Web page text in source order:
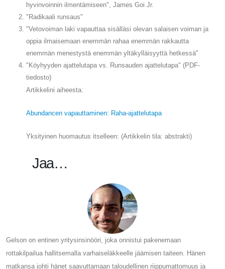
hyvinvoinnin ilmentämiseen", James Goi Jr.
"Radikaali runsaus"
"Vetovoiman laki vapauttaa sisälläsi olevan salaisen voiman ja
oppia ilmaisemaan enemmän rahaa enemmän rakkautta
enemmän menestystä enemmän yltäkylläisyyttä hetkessä"
"Köyhyyden ajattelutapa vs. Runsauden ajattelutapa" (PDF-
tiedosto)
Artikkelini aiheesta:
Abundancen vapauttaminen: Raha-ajattelutapa
Yksityinen huomautus itselleen: (Artikkelin tila: abstrakti)
Jaa…
Gelson on entinen yritysinsinööri, joka onnistui pakenemaan
rottakilpailua hallitsemalla varhaiseläkkeelle jäämisen taiteen. Hänen
matkansa johti hänet saavuttamaan taloudellinen riippumattomuus ja